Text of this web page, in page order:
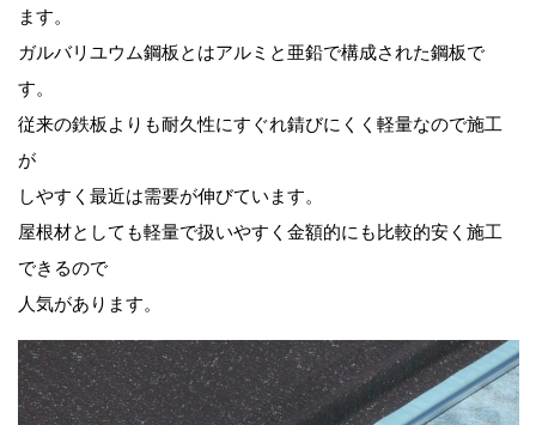
ます。
ガルバリユウム鋼板とはアルミと亜鉛で構成された鋼板で
す。
従来の鉄板よりも耐久性にすぐれ錆びにくく軽量なので施工
が
しやすく最近は需要が伸びています。
屋根材としても軽量で扱いやすく金額的にも比較的安く施工
できるので
人気があります。